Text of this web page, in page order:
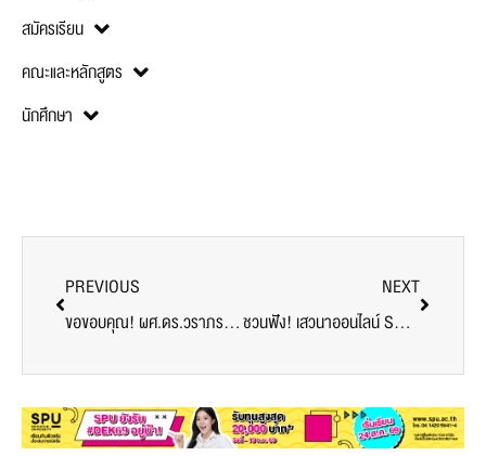
สมัครเรียน
คณะและหลักสูตร
นักศึกษา
PREVIOUS
ขอขอบคุณ! ผศ.ดร.วราภรณ์ ไทยมา และผศ.ดร.สิรินธร สินจินดาวงศ์ สนับสนุนอาหาร ศูนย์ฉีดวัคซีน มหาวิทยาลัยศรีปทุม
NEXT
ชวนฟัง! เสวนาออนไลน์ SPU SUPPLY CHAIN ROUND TABLE #72 “Update สถานการณ์การค้าระหว่างประเทศ และการแก้ไขปัญหาวิกฤตการขนส่งสินค้าทางทะเล”